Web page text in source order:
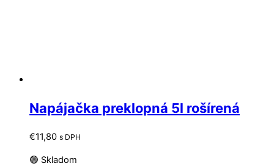
Napájačka preklopná 5l rošírená
€11,80 s DPH
🟢 Skladom